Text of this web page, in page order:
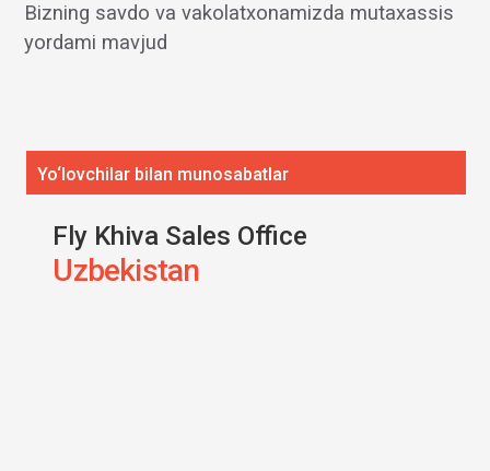
Bizning savdo va vakolatxonamizda mutaxassis
yordami mavjud
Yo‘lovchilar bilan munosabatlar
Fly Khiva Sales Office
Uzbekistan